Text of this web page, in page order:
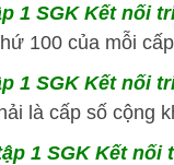
1 SGK Kết nối
100 của mỗi
1 SGK Kết nối
là cấp số cộng
1 SGK Kết nối